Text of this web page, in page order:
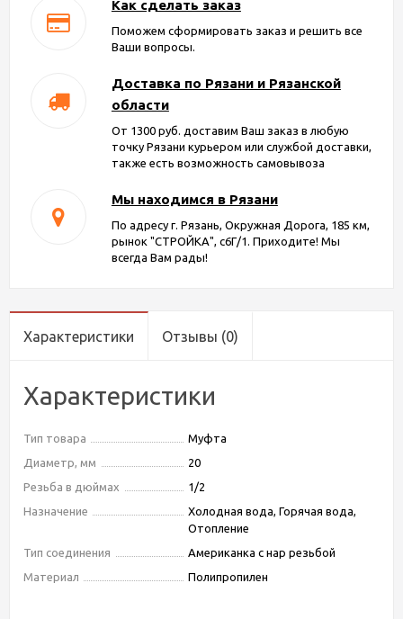
Как сделать заказ
Поможем сформировать заказ и решить все
Ваши вопросы.
Доставка по Рязани и Рязанской
области
От 1300 руб. доставим Ваш заказ в любую
точку Рязани курьером или службой доставки,
также есть возможность самовывоза
Мы находимся в Рязани
По адресу г. Рязань, Окружная Дорога, 185 км,
рынок "СТРОЙКА", с6Г/1. Приходите! Мы
всегда Вам рады!
Характеристики Отзывы (0)
Характеристики
Тип товара
Муфта
Диаметр, мм
20
Резьба в дюймах
1/2
Назначение
Холодная вода, Горячая вода,
Отопление
Тип соединения
Американка с нар резьбой
Материал
Полипропилен